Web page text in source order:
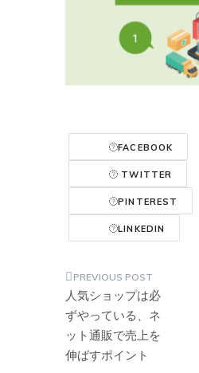
FACEBOOK
TWITTER
PINTEREST
LINKEDIN
投
稿
ナ
ビ
人気ショップは必
ずやっている、ネ
ット通販で売上を
伸ばすポイント